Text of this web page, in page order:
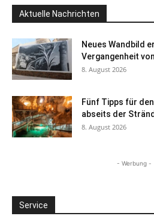
Aktuelle Nachrichten
Neues Wandbild
Vergangenheit
8. August 2026
Fünf Tipps für
abseits der
8. August 2026
- Werbung -
Service